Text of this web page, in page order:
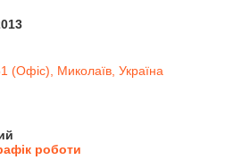
(Офіс), Миколаїв, Україна
роботи